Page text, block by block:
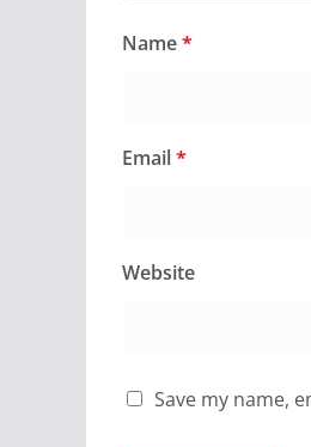
Name*
Email*
Website
Save my name,